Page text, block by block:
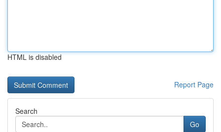
HTML is disabled
Report Page
Search
Go